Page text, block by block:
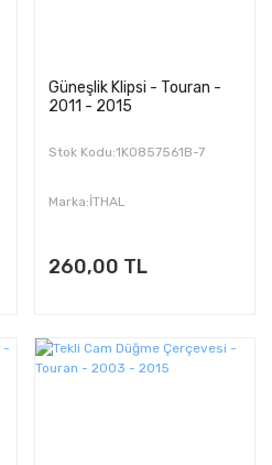
Güneşlik Klipsi - Touran -
2011 - 2015
Stok Kodu:1K0857561B-7
Marka:İTHAL
260,00 TL